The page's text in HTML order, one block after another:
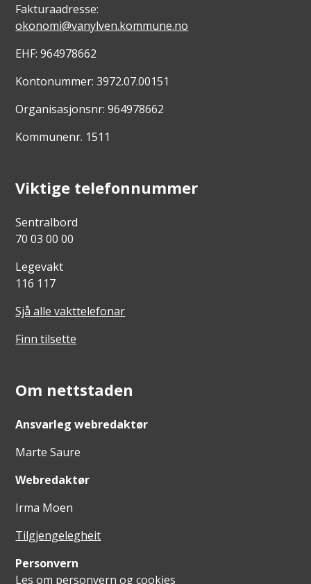
Fakturaadresse:
okonomi@vanylven.kommune.no
EHF: 964978662
Kontonummer: 3972.07.00151
Organisasjonsnr: 964978662
Kommunenr. 1511
Viktige telefonnummer
Sentralbord
70 03 00 00
Legevakt
116 117
Sjå alle vakttelefonar
Finn tilsette
Om nettstaden
Ansvarleg webredaktør
Marte Saure
Webredaktør
Irma Moen
Tilgjengelegheit
Personvern
Les om personvern og cookies